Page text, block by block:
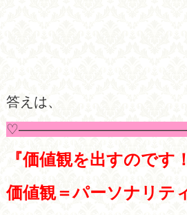
答えは、
『価値観を出すのです
価値観＝パーソナリテ